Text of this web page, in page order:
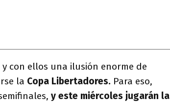
y con ellos una ilusión enorme de
la Copa Libertadores. Para eso,
y este miércoles jugarán la